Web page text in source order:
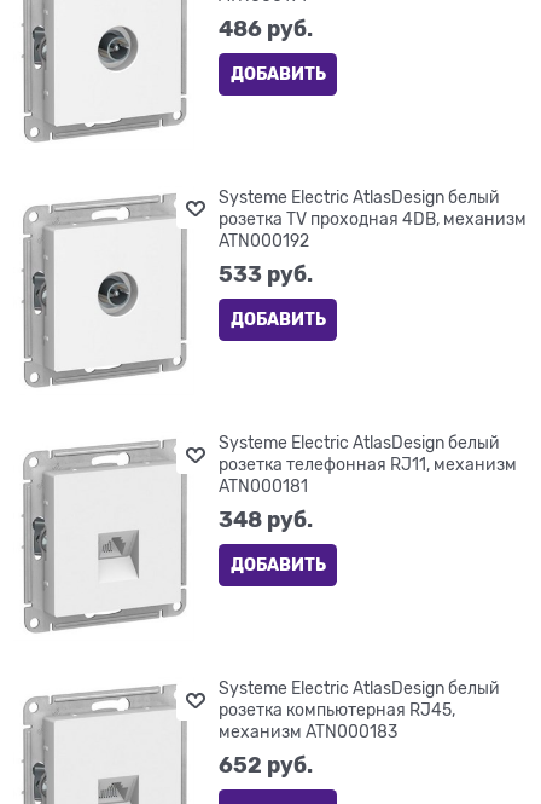
486 руб.
ДОБАВИТЬ
Systeme Electric AtlasDesign белый
розетка TV проходная 4DB, механизм
ATN000192
533 руб.
ДОБАВИТЬ
Systeme Electric AtlasDesign белый
розетка телефонная RJ11, механизм
ATN000181
348 руб.
ДОБАВИТЬ
Systeme Electric AtlasDesign белый
розетка компьютерная RJ45,
механизм ATN000183
652 руб.